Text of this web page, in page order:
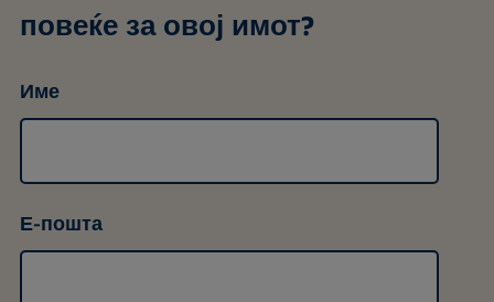
повеќе за овој имот?
Име
Е-пошта